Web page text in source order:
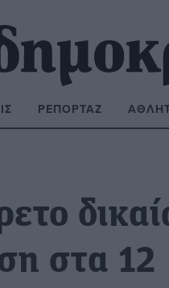
ΡΕΠΟΡΤΆΖ
στα 12